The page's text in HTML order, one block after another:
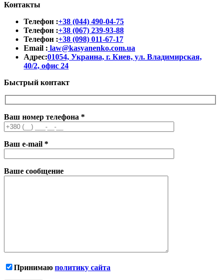
Контакты
Телефон :+38 (044) 490-04-75
Телефон :+38 (067) 239-93-88
Телефон :+38 (098) 011-67-17
Email : law@kasyanenko.com.ua
Адрес:01054, Украина, г. Киев, ул. Владимирская,
40/2, офис 24
Быстрый контакт
Ваш номер телефона *
Ваш e-mail *
Ваше сообщение
Принимаю политику сайта